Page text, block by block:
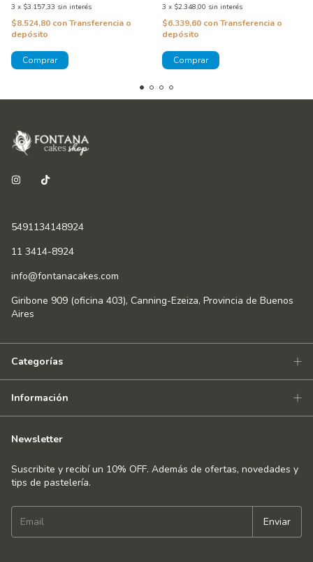
3 x $3.157,33 sin interés
$8.524,80 conTransferencia o
depósito
3 x $2.348,00 sin interés
$6.339,60 conTransferencia o
depósito
5491134148924
11 3414-8924
info@fontanacakes.com
Giribone 909 (oficina 403), Canning-Ezeiza, Provincia de Buenos
Aires
Categorías
Información
Newsletter
Suscribite y recibí un 10% OFF. Además de ofertas, novedades y
tips de pastelería.